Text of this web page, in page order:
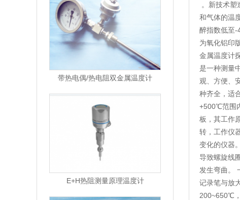
带热电偶/热电阻双金属温度计
E+H热阻测量原理温度计
。新技术塑
和气体的温
醉指数低至-
为氧化铝印
金属温度计
是一种测量
观、方便、
种齐全，适
+500℃范围
板，其工作
转，工作仪
变化的仪器
导致螺旋线
发生弯曲。
记录笔与放
200~650℃